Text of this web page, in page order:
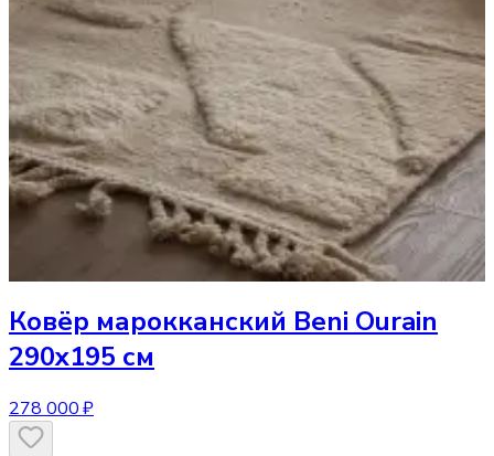
Ковёр марокканский Beni Ourain
290x195 см
278 000 ₽